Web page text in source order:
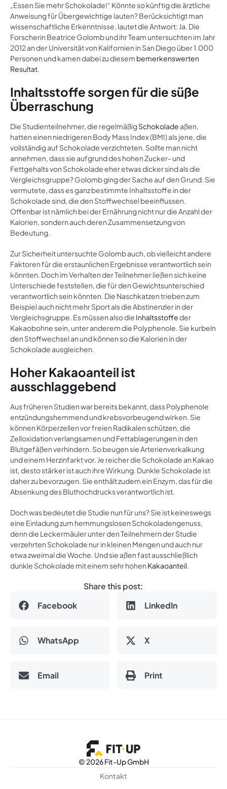
„Essen Sie mehr Schokolade!“ Könnte so künftig die ärztliche
Anweisung für Übergewichtige lauten? Berücksichtigt man
wissenschaftliche Erkenntnisse, lautet die Antwort: Ja. Die
Forscherin Beatrice Golomb und ihr Team untersuchten im Jahr
2012 an der Universität von Kalifornien in San Diego über 1.000
Personen und kamen dabei zu diesem bemerkenswerten
Resultat.
Inhaltsstoffe sorgen für die süße
Überraschung
Die Studienteilnehmer, die regelmäßigSchokoladeaßen,
hatten einen niedrigeren Body Mass Index (BMI) als jene, die
vollständig auf Schokolade verzichteten. Sollte man nicht
annehmen, dass sie aufgrund des hohen Zucker- und
Fettgehalts von Schokolade eher etwas dicker sind als die
Vergleichsgruppe? Golomb ging der Sache auf den Grund. Sie
vermutete, dass es ganz bestimmte Inhaltsstoffe in der
Schokolade sind, die den Stoffwechsel beeinflussen.
Offenbar ist nämlich bei der Ernährung nicht nur die Anzahl der
Kalorien, sondern auch deren Zusammensetzung von
Bedeutung.
Zur Sicherheit untersuchte Golomb auch, ob vielleicht andere
Faktoren für die erstaunlichen Ergebnisse verantwortlich sein
könnten. Doch im Verhalten der Teilnehmer ließen sich keine
Unterschiede feststellen, die für den Gewichtsunterschied
verantwortlich sein könnten. Die Naschkatzen trieben zum
Beispiel auch nicht mehr Sport als die Abstinenzler in der
Vergleichsgruppe. Es müssen also die Inhaltsstoffeder
Kakaobohne sein, unter anderem die Polyphenole. Sie kurbeln
den Stoffwechsel an und können so die Kalorien in der
Schokolade ausgleichen.
Hoher Kakaoanteil ist
ausschlaggebend
Aus früheren Studien war bereits bekannt, dass Polyphenole
entzündungshemmend und krebsvorbeugend wirken. Sie
können Körperzellen vor freien Radikalen schützen, die
Zelloxidation verlangsamen und Fettablagerungen in den
Blutgefäßen verhindern. So beugen sie Arterienverkalkung
und einem Herzinfarkt vor. Je reicher die Schokolade an Kakao
ist, desto stärker ist auch ihre Wirkung. Dunkle Schokolade ist
daher zu bevorzugen. Sie enthält zudem ein Enzym, das für die
Absenkung des Bluthochdrucks verantwortlich ist.
Doch was bedeutet die Studie nun für uns? Sie ist keineswegs
eine Einladung zum hemmungslosen Schokoladengenuss,
denn die Leckermäuler unter den Teilnehmern der Studie
verzehrten Schokolade nur in kleinen Mengen und auch nur
etwa zweimal die Woche. Und sie aßen fast ausschließlich
dunkle Schokolade mit einem sehr hohen Kakaoanteil.
Share this post:
Facebook
LinkedIn
WhatsApp X
Email Print
©2026 Fit-Up GmbH
Kontakt